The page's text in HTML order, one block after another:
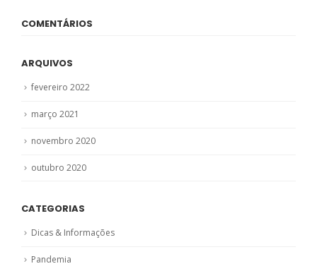
COMENTÁRIOS
ARQUIVOS
fevereiro 2022
março 2021
novembro 2020
outubro 2020
CATEGORIAS
Dicas & Informações
Pandemia